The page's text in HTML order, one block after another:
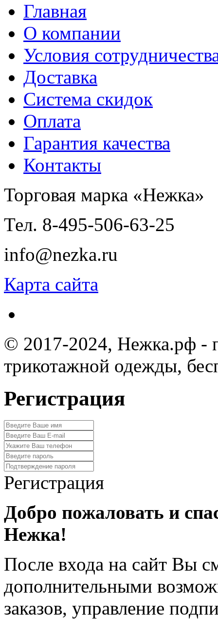
Главная
О компании
Условия
Доставка
Система скидок
Оплата
Гарантия качества
Контакты
Торговая марка «Нежка»
Тел. 8-495-506-63-25
info@nezka.ru
Карта сайта
© 2017-2024, Нежка.рф -
трикотажной одежды,
Регистрация
Регистрация
Добро пожаловать и
Нежка!
После входа на сайт Вы
дополнительными
заказов, управление